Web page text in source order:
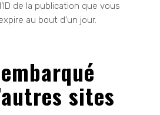
de la publication que vous
au bout d’un jour.
sites